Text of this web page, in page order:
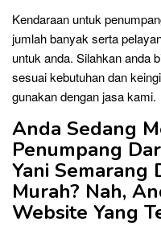
Kendaraan untuk
jumlah banyak serta
untuk anda. Silahkan anda
sesuai kebutuhan dan
gunakan dengan jasa kami.
Anda Sedang
Penumpang
Yani Semarang
Murah? Nah,
Website Yang